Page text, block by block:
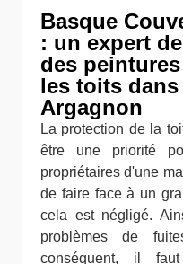
Basque
: un expert
des
les toits
Argagnon
La protection de la
être une priorité
propriétaires d'une
de faire face à un
cela est négligé.
problèmes de
conséquent, il